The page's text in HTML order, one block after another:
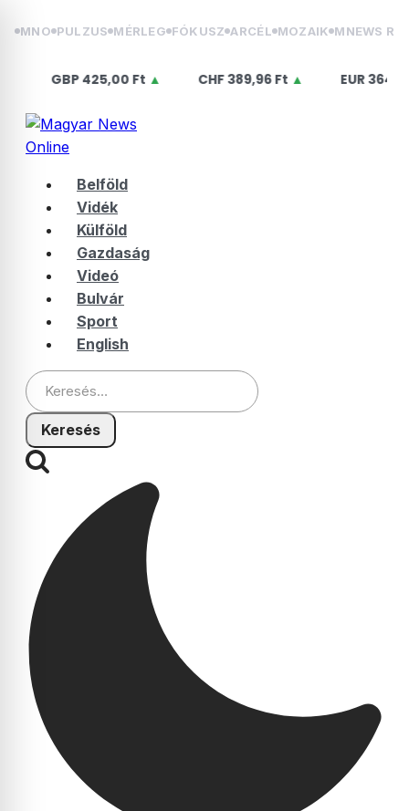
MNO PULZUS MÉRLEG FÓKUSZ ARCÉL MOZAIK MNEWS
425,00 Ft▲ CHF 389,96 Ft ▲ EUR 364,50 Ft▲
Belföld
Vidék
Külföld
Gazdaság
Videó
Bulvár
Sport
English
Keresés: